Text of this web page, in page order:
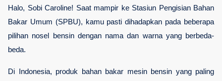
Halo, Sobi Caroline! Saat mampir ke Stasiun Pengisian Bahan
Bakar Umum (SPBU), kamu pasti dihadapkan pada beberapa
pilihan nosel bensin dengan nama dan warna yang berbeda-
beda.
Di Indonesia, produk bahan bakar mesin bensin yang paling